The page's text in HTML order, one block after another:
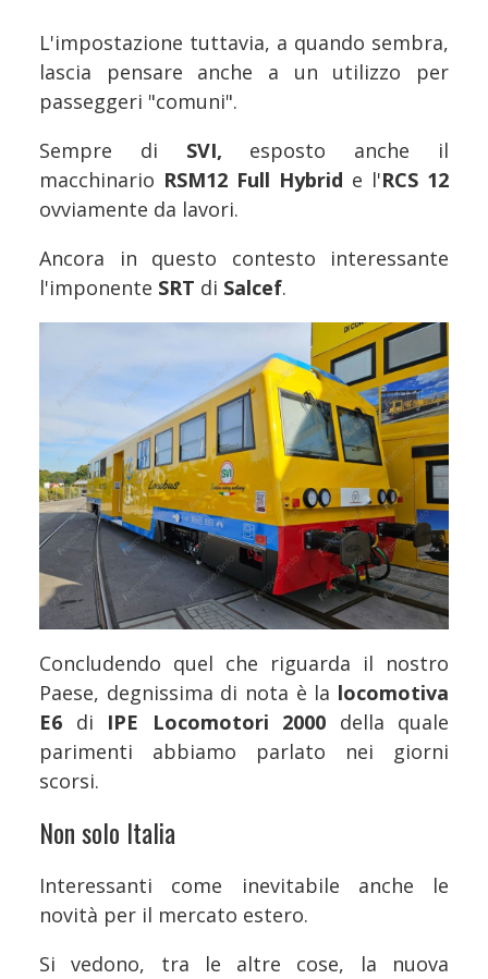
L'impostazione tuttavia, a quando sembra,
lascia pensare anche a un utilizzo per
passeggeri "comuni".
Sempre di SVI, esposto anche il
macchinario RSM12 Full Hybrid e l'RCS 12
ovviamente da lavori.
Ancora in questo contesto interessante
l'imponente SRT di Salcef.
Concludendo quel che riguarda il nostro
Paese, degnissima di nota è la locomotiva
E6 di IPE Locomotori 2000 della quale
parimenti abbiamo parlato nei giorni
scorsi.
Non solo Italia
Interessanti come inevitabile anche le
novità per il mercato estero.
Si vedono, tra le altre cose, la nuova